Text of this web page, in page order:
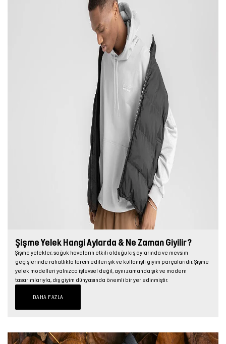
Şişme Yelek Hangi Aylarda & Ne Zaman Giyilir?
Şişme yelekler, soğuk havaların etkili olduğu kış aylarında ve mevsim
geçişlerinde rahatlıkla tercih edilen şık ve kullanışlı giyim parçalarıdır. Şişme
yelek modelleri yalnızca işlevsel değil, aynı zamanda şık ve modern
tasarımlarıyla, dış giyim dünyasında önemli bir yer edinmiştir.
DAHA FAZLA